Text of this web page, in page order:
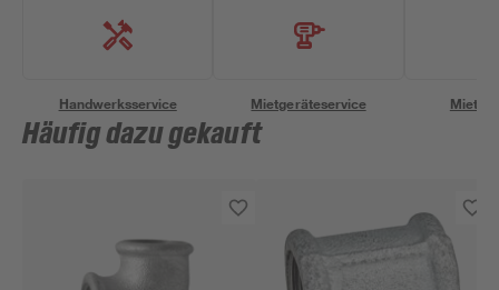
Handwerksservice Mietgeräteservice
Häufig dazu gekauft